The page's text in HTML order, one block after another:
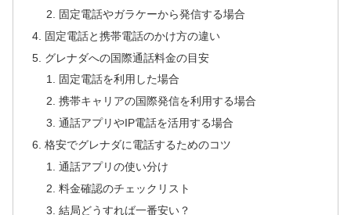
固定電話やガラケーから発信する場合
固定電話と携帯電話のかけ方の違い
グレナダへの国際通話料金の目安
固定電話を利用した場合
携帯キャリアの国際発信を利用する場合
通話アプリやIP電話を活用する場合
格安でグレナダに電話するためのコツ
通話アプリの使い分け
料金確認のチェックリスト
結局どうすれば一番安い？